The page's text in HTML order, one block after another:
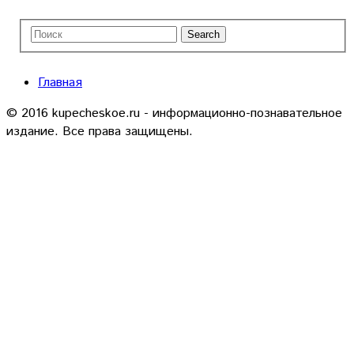
Главная
© 2016 kupecheskoe.ru - информационно-познавательное
издание. Все права защищены.